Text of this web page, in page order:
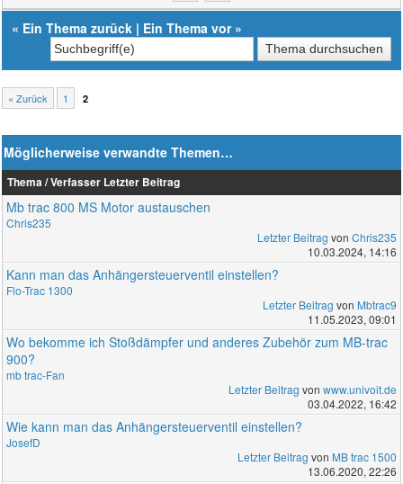
« Ein Thema zurück | Ein Thema vor»
« Zurück 1 2
Möglicherweise verwandte Themen…
Thema / Verfasser Letzter Beitrag
Mb trac 800 MS Motor austauschen
Chris235
Letzter Beitrag von Chris235
10.03.2024, 14:16
Kann man das Anhängersteuerventil einstellen?
Flo-Trac 1300
Letzter Beitrag von Mbtrac9
11.05.2023, 09:01
Wo bekomme ich Stoßdämpfer und anderes Zubehör zum MB-trac
900?
mb trac-Fan
Letzter Beitrag von www.univoit.de
03.04.2022, 16:42
Wie kann man das Anhängersteuerventil einstellen?
JosefD
Letzter Beitrag von MB trac 1500
13.06.2020, 22:26